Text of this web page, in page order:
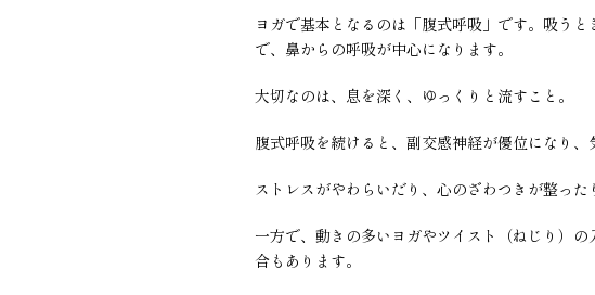
ヨガで基本となるのは「腹式呼吸」です。吸う
で、鼻からの呼吸が中心になります。
大切なのは、息を深く、ゆっくりと流すこと。
腹式呼吸を続けると、副交感神経が優位になり
ストレスがやわらいだり、心のざわつきが整った
一方で、動きの多いヨガやツイスト（ねじり）
合もあります。